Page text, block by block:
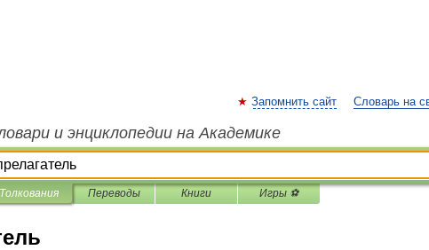
Запомнить сайт Словарь на
и энциклопедии на Академике
Толкования Переводы Книги Игры ⚽